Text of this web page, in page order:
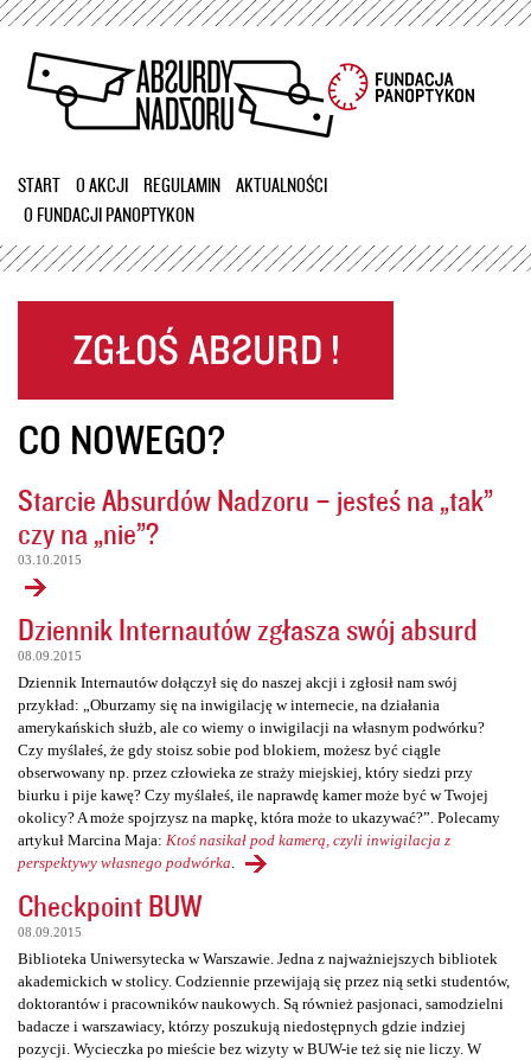
Przejdź
treści
START O AKCJI REGULAMIN
AKTUALNOŚCI
O FUNDACJI PANOPTYKON
CO NOWEGO?
Starcie Absurdów Nadzoru – jesteś na „tak”
czy na „nie”?
03.10.2015
Dziennik Internautów zgłasza swój absurd
08.09.2015
Dziennik Internautów dołączył się do naszej akcji i zgłosił nam swój
przykład: „Oburzamy się na inwigilację w internecie, na działania
amerykańskich służb, ale co wiemy o inwigilacji na własnym podwórku?
Czy myślałeś, że gdy stoisz sobie pod blokiem, możesz być ciągle
obserwowany np. przez człowieka ze straży miejskiej, który siedzi przy
biurku i pije kawę? Czy myślałeś, ile naprawdę kamer może być w Twojej
okolicy? A może spojrzysz na mapkę, która może to ukazywać?”. Polecamy
artykuł Marcina Maja: Ktoś nasikał pod kamerą, czyli inwigilacja z
perspektywy własnego podwórka
Checkpoint BUW
08.09.2015
Biblioteka Uniwersytecka w Warszawie. Jedna z najważniejszych bibliotek
akademickich w stolicy. Codziennie przewijają się przez nią setki studentów,
doktorantów i pracowników naukowych. Są również pasjonaci, samodzielni
badacze i warszawiacy, którzy poszukują niedostępnych gdzie indziej
pozycji. Wycieczka po mieście bez wizyty w BUW-ie też się nie liczy. W